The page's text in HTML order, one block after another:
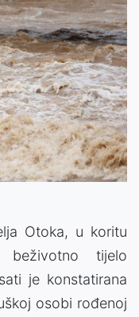
Otoka, u koritu
tijelo
je konstatirana
osobi rođenoj